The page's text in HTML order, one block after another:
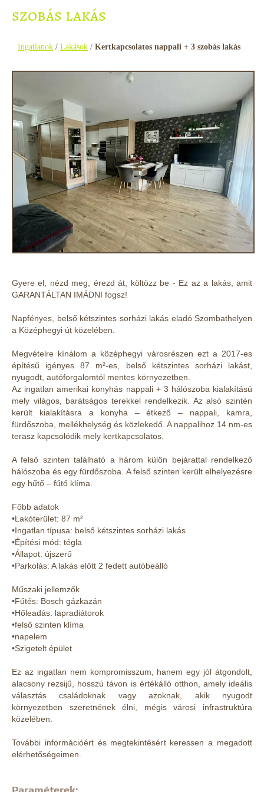
szobás lakás
Ingatlanok / Lakások / Kertkapcsolatos nappali + 3 szobás lakás
Gyere el, nézd meg, érezd át, költözz be - Ez az a lakás, amit
GARANTÁLTAN IMÁDNI fogsz!
Napfényes, belső kétszintes sorházi lakás eladó Szombathelyen
a Középhegyi út közelében.
Megvételre kínálom a középhegyi városrészen ezt a 2017-es
építésű igényes 87 m²-es, belső kétszintes sorházi lakást,
nyugodt, autóforgalomtól mentes környezetben.
Az ingatlan amerikai konyhás nappali + 3 hálószoba kialakítású
mely világos, barátságos terekkel rendelkezik. Az alsó szintén
került kialakításra a konyha – étkező – nappali, kamra,
fürdőszoba, mellékhelység és közlekedő. A nappalihoz 14 nm-es
terasz kapcsolódik mely kertkapcsolatos.
A felső szinten található a három külön bejárattal rendelkező
hálószoba és egy fürdőszoba. A felső szinten került elhelyezésre
egy hűtő – fűtő klíma.
Főbb adatok
•Lakóterület: 87 m²
•Ingatlan típusa: belső kétszintes sorházi lakás
•Építési mód: tégla
•Állapot: újszerű
•Parkolás: A lakás előtt 2 fedett autóbeálló
Műszaki jellemzők
•Fűtés: Bosch gázkazán
•Hőleadás: lapradiátorok
•felső szinten klíma
•napelem
•Szigetelt épület
Ez az ingatlan nem kompromisszum, hanem egy jól átgondolt,
alacsony rezsijű, hosszú távon is értékálló otthon, amely ideális
választás családoknak vagy azoknak, akik nyugodt
környezetben szeretnének élni, mégis városi infrastruktúra
közelében.
További információért és megtekintésért keressen a megadott
elérhetőségeimen.